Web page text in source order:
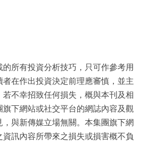
所有投資分析技巧，只可作參考用
在作出投資決定前理應審慎，並主
不幸招致任何損失，概與本刊及相
旗下網站或社交平台的網誌內容及觀
與新傳媒立場無關。本集團旗下網
訊內容所帶來之損失或損害概不負